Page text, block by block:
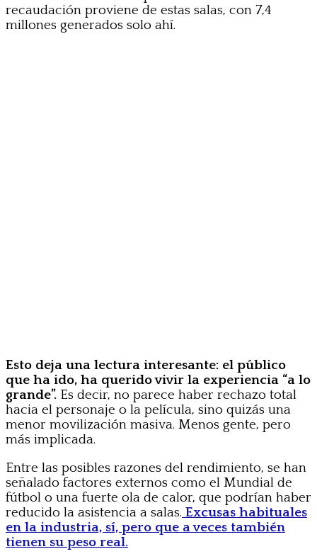
recaudación proviene de estas salas, con 7,4
millones generados solo ahí.
Esto deja una lectura interesante: el público
que ha ido, ha querido vivir la experiencia “a lo
grande”. Es decir, no parece haber rechazo total
hacia el personaje o la película, sino quizás una
menor movilización masiva. Menos gente, pero
más implicada.
Entre las posibles razones del rendimiento, se han
señalado factores externos como el Mundial de
fútbol o una fuerte ola de calor, que podrían haber
reducido la asistencia a salas. Excusas habituales
en la industria, sí, pero que a veces también
tienen su peso real.